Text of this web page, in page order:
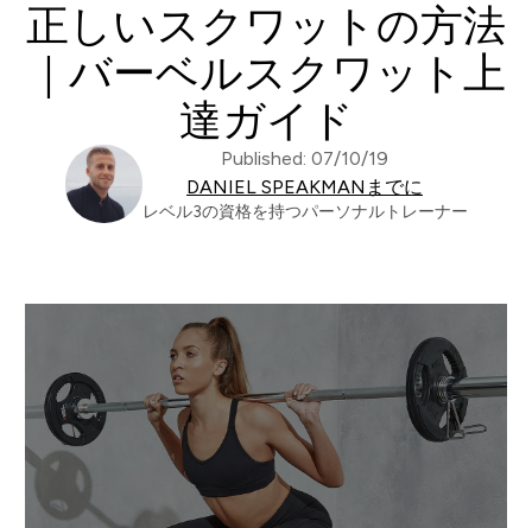
正しいスクワットの方法
｜バーベルスクワット上
達ガイド
Published: 07/10/19
DANIEL SPEAKMANまでに
レベル3の資格を持つパーソナルトレーナー